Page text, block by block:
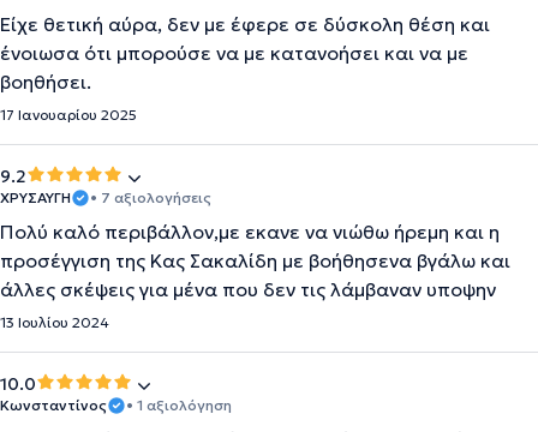
Είχε θετική αύρα, δεν με έφερε σε δύσκολη θέση και
ένοιωσα ότι μπορούσε να με κατανοήσει και να με
βοηθήσει.
17 Ιανουαρίου 2025
9.2
ΧΡΥΣΑΥΓΗ • 7 αξιολογήσεις
Πολύ καλό περιβάλλον,με εκανε να νιώθω ήρεμη και η
προσέγγιση της Κας Σακαλίδη με βοήθησενα βγάλω και
άλλες σκέψεις για μένα που δεν τις λάμβαναν υποψην
13 Ιουλίου 2024
10.0
Κωνσταντίνος • 1 αξιολόγηση